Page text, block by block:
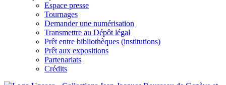
Espace presse
Tournages
Demander une numérisation
Transmettre au Dépôt légal
Prêt entre bibliothèques (institutions)
Prêt aux expositions
Partenariats
Crédits